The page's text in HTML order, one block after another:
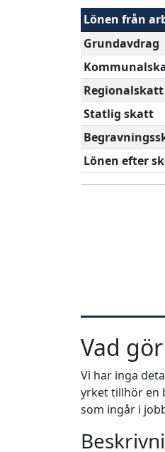
Lönen från
Grundavdrag
Statlig skatt
Lönen efter
Vad
Vi har inga
yrket tillhör en
som ingår i